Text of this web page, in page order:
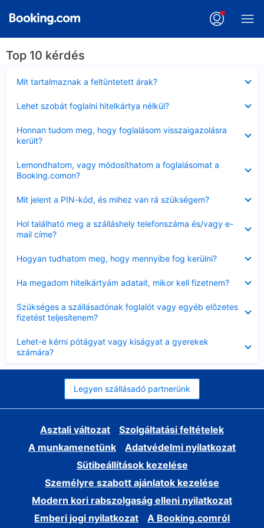
Top 10 kérdés
Mit tartalmaznak a feltüntetett árak?
Lehet szobát foglalni hitelkártya nélkül?
Honnan tudom meg, hogy foglalásom visszaigazolásra
került?
Lemondhatom, vagy módosíthatom a foglalásomat a
Booking.comon?
Mit jelent a PIN-kód, és mihez van rá szükségem?
Hol található meg a szálláshely telefonszáma és/vagy e-
mail címe?
Hogyan tudhatom meg, hogy mennyibe fog kerülni?
Ha megadom hitelkártyám adatait, mikor kell fizetnem?
Szükséges a szállásadónak foglalót vagy egyéb előzetes
fizetést teljesítenem?
Lehet-e kérni pótágyat vagy kiságyat a gyerekek
számára?
Legyen szállásadó partnerünk
Asztali változat
Szolgáltatási feltételek
A munkamenetünk
Adatvédelmi nyilatkozat
Sütibeállítások kezelése
Személyre szabott ajánlatok kezelése
Modern kori rabszolgaság elleni nyilatkozat
Emberi jogi nyilatkozat
A Booking.comról